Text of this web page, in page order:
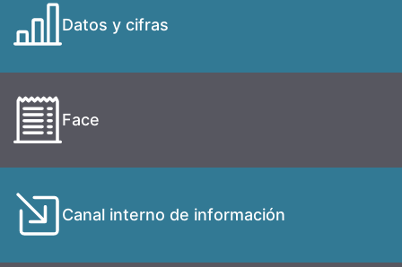
Datos y cifras
Face
Canal interno de información